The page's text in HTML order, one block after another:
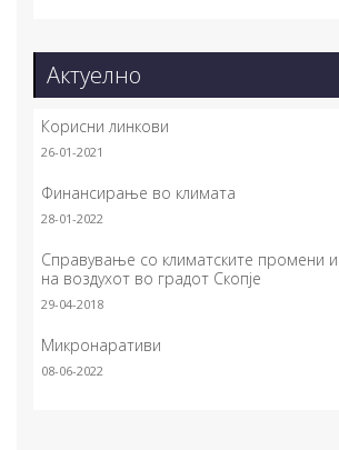
Актуелно
Корисни линкови
26-01-2021
Финансирање во климата
28-01-2022
Справување со климатските промени
на воздухот во градот Скопје
29-04-2018
Микронаративи
08-06-2022